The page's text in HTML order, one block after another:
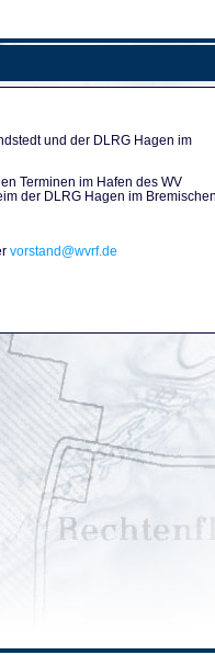
und der DLRG Hagen im
Terminen im Hafen des WV
der DLRG Hagen im
vorstand@wvrf.de